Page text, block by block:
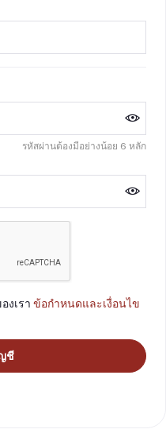
รหัสผ่านต้องมีอย่างน้อย 6 หลัก
งเรา ข้อกำหนดและเงื่อนไข
ชี